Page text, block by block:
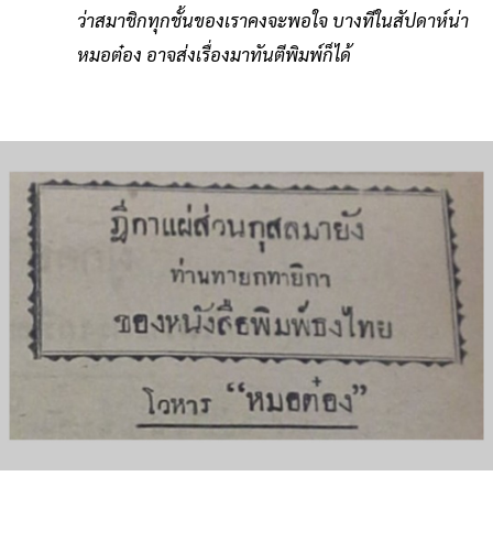
ว่าสมาชิกทุกชั้นของเราคงจะพอใจ บางทีในสัปดาห์น่า
หมอต๋อง อาจส่งเรื่องมาทันตีพิมพ์ก็ได้